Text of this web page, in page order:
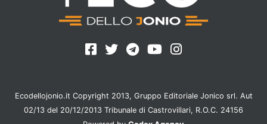
Ecodellojonio.it Copyright 2013, Gruppo Editoriale Jonico srl. Aut
02/13 del 20/12/2013 Tribunale di Castrovillari, R.O.C. 24156